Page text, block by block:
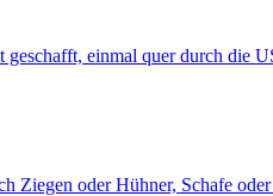
einmal quer durch
oder Hühner, Schafe